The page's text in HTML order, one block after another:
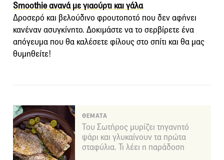
Smoothie ανανά με γιαούρτι και γάλα
Δροσερό και βελούδινο φρουτοποτό που δεν αφήνει
κανέναν ασυγκίνητο. Δοκιμάστε να το σερβίρετε ένα
απόγευμα που θα καλέσετε φίλους στο σπίτι και θα μας
θυμηθείτε!
ΘΕΜΑΤΑ
Του Σωτήρος μυρίζει τηγανητό
ψάρι και γλυκαίνουν τα πρώτα
σταφύλια. Τι λέει η παράδοση